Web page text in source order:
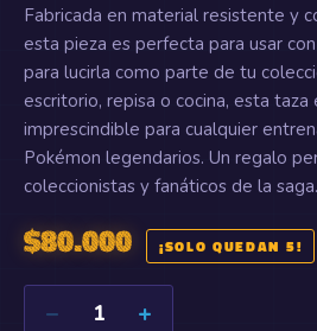
Fabricada en material resistente y
esta pieza es perfecta para usar
para lucirla como parte de tu
escritorio, repisa o cocina, esta taza
imprescindible para cualquier
Pokémon legendarios. Un regalo
coleccionistas y fanáticos de la saga.
$80.000 ¡SOLO QUEDAN 5!
− 1 +